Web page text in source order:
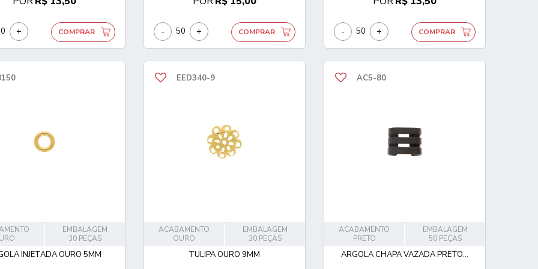
+ COMPRAR - + COMPRAR - + COMPRAR
EMBALAGEM
30 PEÇAS
INJETADA OURO 5MM
EED340-9
ACABAMENTO
OURO
EMBALAGEM
30 PEÇAS
TULIPA OURO 9MM
AC5-80
ACABAMENTO
PRETO
EMBALAGEM
50 PEÇAS
ARGOLA CHAPA VAZADA PRETO...